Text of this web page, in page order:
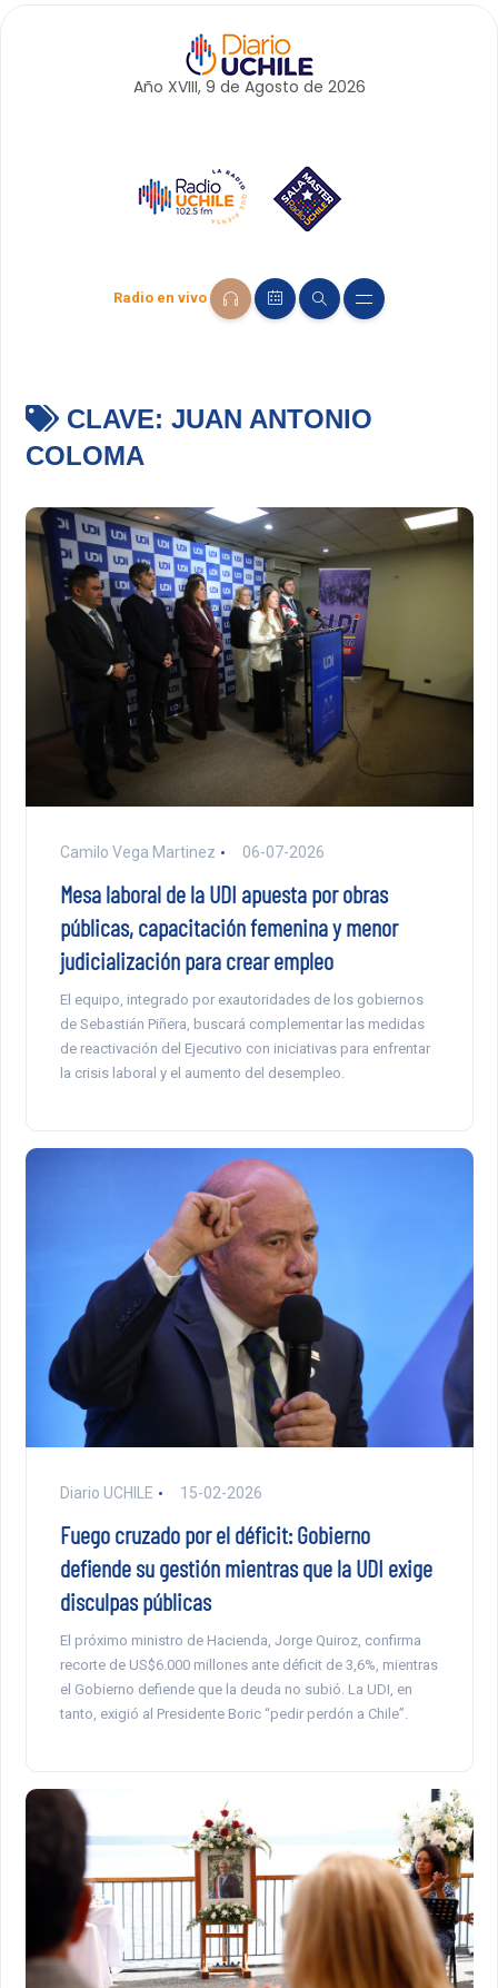
Año XVIII, 9 de Agosto de 2026
Radio en vivo
CLAVE: JUAN ANTONIO
COLOMA
Camilo Vega Martinez 06-07-2026
Mesa laboral de la UDI apuesta por obras
públicas, capacitación femenina y menor
judicialización para crear empleo
El equipo, integrado por exautoridades de los gobiernos
de Sebastián Piñera, buscará complementar las medidas
de reactivación del Ejecutivo con iniciativas para enfrentar
la crisis laboral y el aumento del desempleo.
Diario UCHILE 15-02-2026
Fuego cruzado por el déficit: Gobierno
defiende su gestión mientras que la UDI exige
disculpas públicas
El próximo ministro de Hacienda, Jorge Quiroz, confirma
recorte de US$6.000 millones ante déficit de 3,6%, mientras
el Gobierno defiende que la deuda no subió. La UDI, en
tanto, exigió al Presidente Boric “pedir perdón a Chile”.